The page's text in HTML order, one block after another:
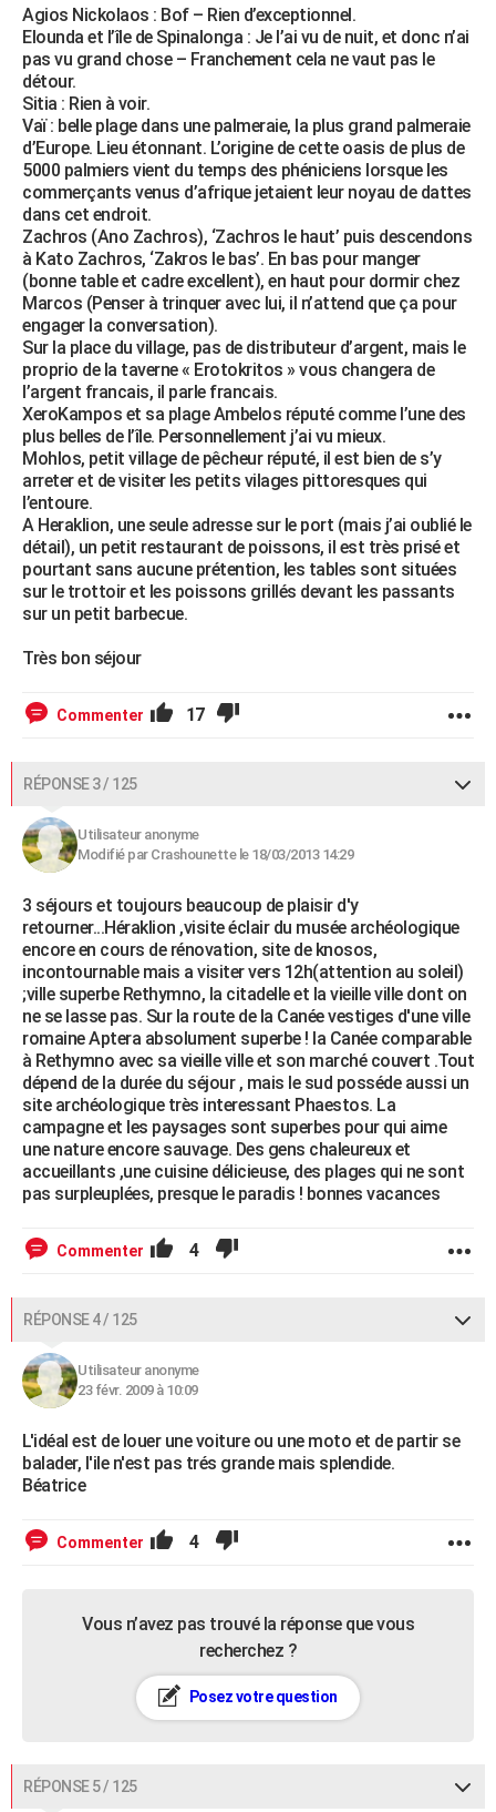
Agios Nickolaos : Bof – Rien d’exceptionnel.
Elounda et l’île de Spinalonga : Je l’ai vu de nuit, et donc n’ai
pas vu grand chose – Franchement cela ne vaut pas le
détour.
Sitia : Rien à voir.
Vaï : belle plage dans une palmeraie, la plus grand palmeraie
d’Europe. Lieu étonnant. L’origine de cette oasis de plus de
5000 palmiers vient du temps des phéniciens lorsque les
commerçants venus d’afrique jetaient leur noyau de dattes
dans cet endroit.
Zachros (Ano Zachros), ‘Zachros le haut’ puis descendons
à Kato Zachros, ‘Zakros le bas’. En bas pour manger
(bonne table et cadre excellent), en haut pour dormir chez
Marcos (Penser à trinquer avec lui, il n’attend que ça pour
engager la conversation).
Sur la place du village, pas de distributeur d’argent, mais le
proprio de la taverne « Erotokritos » vous changera de
l’argent francais, il parle francais.
XeroKampos et sa plage Ambelos réputé comme l’une des
plus belles de l’île. Personnellement j’ai vu mieux.
Mohlos, petit village de pêcheur réputé, il est bien de s’y
arreter et de visiter les petits vilages pittoresques qui
l’entoure.
A Heraklion, une seule adresse sur le port (mais j’ai oublié le
détail), un petit restaurant de poissons, il est très prisé et
pourtant sans aucune prétention, les tables sont situées
sur le trottoir et les poissons grillés devant les passants
sur un petit barbecue.
Très bon séjour
Commenter 17
RÉPONSE 3 / 125
Utilisateur anonyme
Modifié par Crashounette le 18/03/2013 14:29
3 séjours et toujours beaucoup de plaisir d'y
retourner...Héraklion ,visite éclair du musée archéologique
encore en cours de rénovation, site de knosos,
incontournable mais a visiter vers 12h(attention au soleil)
;ville superbe Rethymno, la citadelle et la vieille ville dont on
ne se lasse pas. Sur la route de la Canée vestiges d'une ville
romaine Aptera absolument superbe ! la Canée comparable
à Rethymno avec sa vieille ville et son marché couvert .Tout
dépend de la durée du séjour , mais le sud posséde aussi un
site archéologique très interessant Phaestos. La
campagne et les paysages sont superbes pour qui aime
une nature encore sauvage. Des gens chaleureux et
accueillants ,une cuisine délicieuse, des plages qui ne sont
pas surpleuplées, presque le paradis ! bonnes vacances
Commenter 4
RÉPONSE 4 / 125
Utilisateur anonyme
23 févr. 2009 à 10:09
L'idéal est de louer une voiture ou une moto et de partir se
balader, l'ile n'est pas trés grande mais splendide.
Béatrice
Commenter 4
Vous n’avez pas trouvé la réponse que vous
recherchez ?
Posez votre question
RÉPONSE 5 / 125